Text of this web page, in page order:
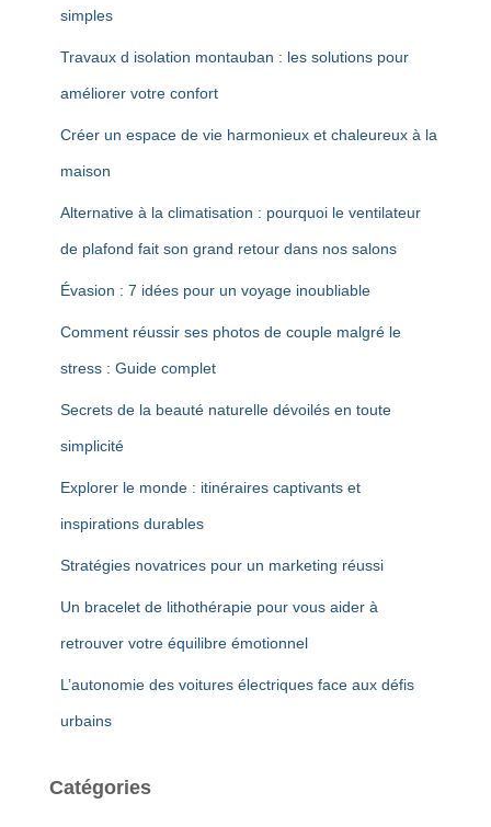
simples
Travaux d isolation montauban : les solutions pour
améliorer votre confort
Créer un espace de vie harmonieux et chaleureux à la
maison
Alternative à la climatisation : pourquoi le ventilateur
de plafond fait son grand retour dans nos salons
Évasion : 7 idées pour un voyage inoubliable
Comment réussir ses photos de couple malgré le
stress : Guide complet
Secrets de la beauté naturelle dévoilés en toute
simplicité
Explorer le monde : itinéraires captivants et
inspirations durables
Stratégies novatrices pour un marketing réussi
Un bracelet de lithothérapie pour vous aider à
retrouver votre équilibre émotionnel
L’autonomie des voitures électriques face aux défis
urbains
Catégories